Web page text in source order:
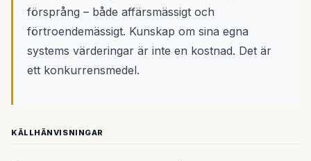
försprång – både affärsmässigt och
förtroendemässigt. Kunskap om sina egna
systems värderingar är inte en kostnad. Det är
ett konkurrensmedel.
KÄLLHÄNVISNINGAR